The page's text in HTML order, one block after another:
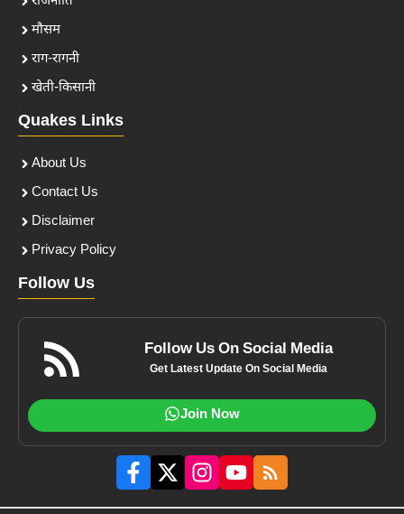
मौसम
राग-रागनी
खेती-किसानी
Quakes Links
About Us
Contact Us
Disclaimer
Privacy Policy
Follow Us
Follow Us On Social Media
Get Latest Update On Social Media
Join Now